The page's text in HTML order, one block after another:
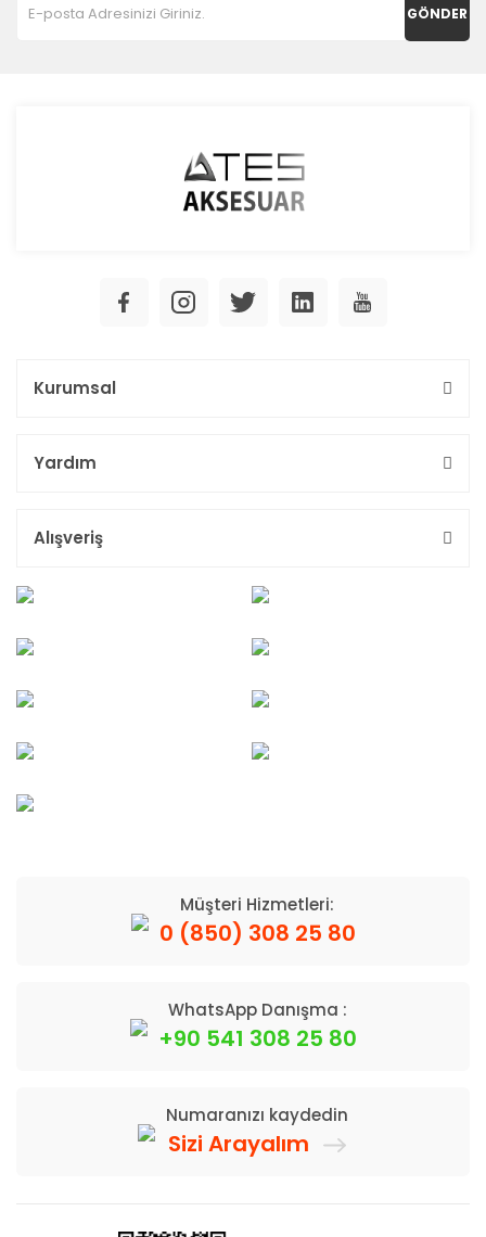
GÖNDER
Kurumsal
Yardım
Alışveriş
Müşteri Hizmetleri:
0 (850) 308 25 80
WhatsApp Danışma :
+90 541 308 25 80
Numaranızı kaydedin
Sizi Arayalım